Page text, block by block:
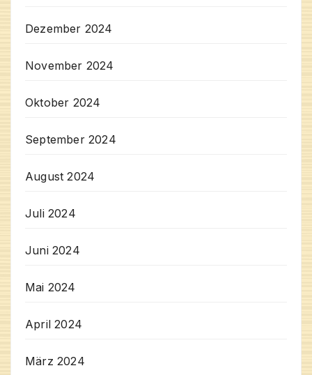
Dezember 2024
November 2024
Oktober 2024
September 2024
August 2024
Juli 2024
Juni 2024
Mai 2024
April 2024
März 2024